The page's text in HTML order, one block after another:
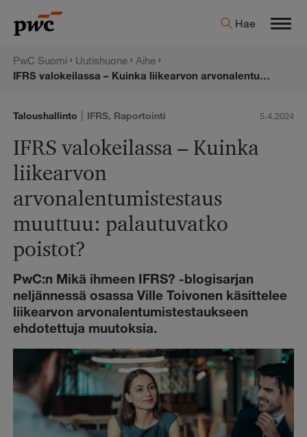
sisältöön
PwC:n
Hae
PwC Suomi Uutishuone
Aihe
IFRS valokeilassa – Kuinka liikearvon arvonalentumistestaus muuttuu: palautuvatko poistot?
Taloushallinto | IFRS, Raportointi 5.4.2024
IFRS valokeilassa – Kuinka
liikearvon
arvonalentumistestaus
muuttuu: palautuvatko
poistot?
PwC:n Mikä ihmeen IFRS? -blogisarjan
neljännessä osassa Ville Toivonen käsittelee
liikearvon arvonalentumistestaukseen
ehdotettuja muutoksia.